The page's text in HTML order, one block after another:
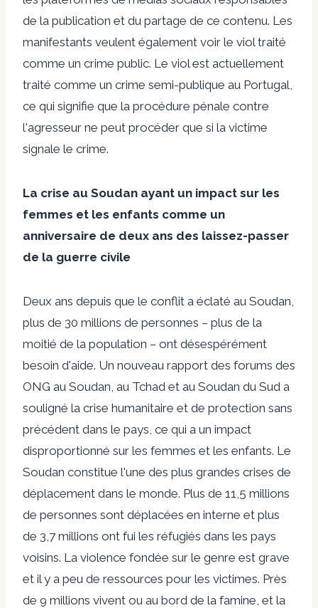
de la publication et du partage de ce contenu. Les
manifestants veulent également voir le viol traité
comme un crime public. Le viol est actuellement
traité comme un crime semi-publique au Portugal,
ce qui signifie que la procédure pénale contre
l'agresseur ne peut procéder que si la victime
signale le crime.
La crise au Soudan ayant un impact sur les
femmes et les enfants comme un
anniversaire de deux ans des laissez-passer
de la guerre civile
Deux ans depuis que le conflit a éclaté au Soudan,
plus de 30 millions de personnes – plus de la
moitié de la population – ont désespérément
besoin d'aide. Un nouveau rapport des forums des
ONG au Soudan, au Tchad et au Soudan du Sud a
souligné la crise humanitaire et de protection sans
précédent dans le pays, ce qui a un impact
disproportionné sur les femmes et les enfants. Le
Soudan constitue l'une des plus grandes crises de
déplacement dans le monde. Plus de 11,5 millions
de personnes sont déplacées en interne et plus
de 3,7 millions ont fui les réfugiés dans les pays
voisins. La violence fondée sur le genre est grave
et il y a peu de ressources pour les victimes. Près
de 9 millions vivent ou au bord de la famine, et la